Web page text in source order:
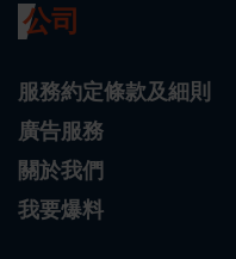
公司
服務約定條款及細則
廣告服務
關於我們
我要爆料